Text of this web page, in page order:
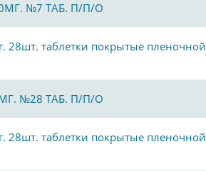
№7 ТАБ. П/П/О
28шт. таблетки покрытые пленочной
№28 ТАБ. П/П/О
28шт. таблетки покрытые пленочной